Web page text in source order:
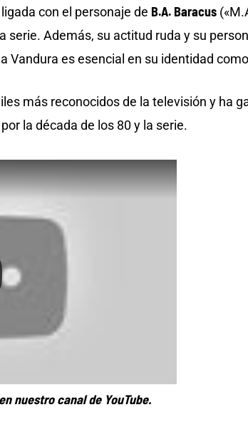
con el personaje de B.A. Baracus
serie. Además, su actitud ruda y su
Vandura es esencial en su identidad
más reconocidos de la televisión y ha
la década de los 80 y la serie.
en nuestro canal de YouTube.